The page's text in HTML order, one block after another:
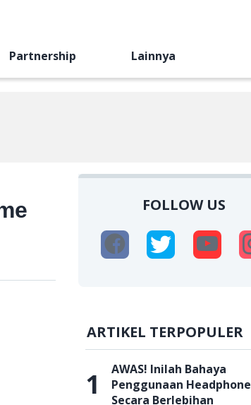
Partnership Lainnya
FOLLOW US
ARTIKEL TERPOPULER
1
AWAS! Inilah Bahaya
Penggunaan Headphone
Secara Berlebihan